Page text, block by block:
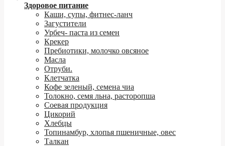
Здоровое питание
Каши, супы, фитнес-ланч
Загустители
Урбеч- паста из семен
Крекер
Пребиотики, молочко овсяное
Масла
Отруби.
Клетчатка
Кофе зеленый, семена чиа
Толокно, семя льна, расторопша
Соевая продукция
Цикорий
Хлебцы
Топинамбур, хлопья пшеничные, овес
Талкан